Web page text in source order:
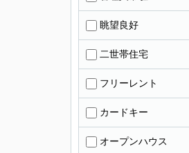
眺望良好
二世帯住宅
フリーレント
カードキー
オープンハウス